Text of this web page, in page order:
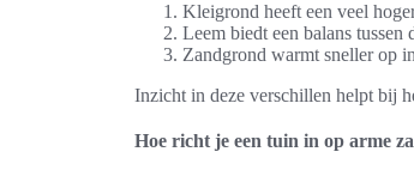
Kleigrond heeft een veel
Leem biedt een balans
Zandgrond warmt sneller op
Inzicht in deze verschillen helpt bij
Hoe richt je een tuin in op arme